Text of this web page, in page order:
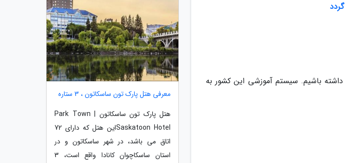
داشته باشیم. سیستم آموزشی این کشور به
معرفی هتل پارک تون ساسکاتون ، 3 ستاره
هتل پارک تون ساسکاتون | Park Town
Saskatoon Hotelاین هتل که دارای 72
اتاق می باشد، در شهر ساسکاتون و در
استان ساسکاچوان کانادا واقع است، 3